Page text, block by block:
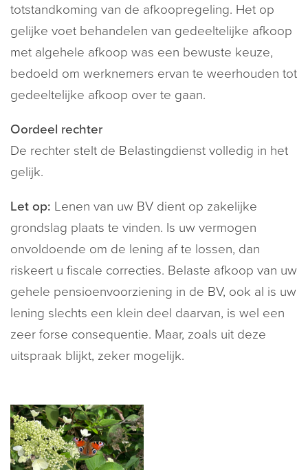
totstandkoming van de afkoopregeling. Het op
gelijke voet behandelen van gedeeltelijke afkoop
met algehele afkoop was een bewuste keuze,
bedoeld om werknemers ervan te weerhouden tot
gedeeltelijke afkoop over te gaan.
Oordeel rechter
De rechter stelt de Belastingdienst volledig in het
gelijk.
Let op: Lenen van uw BV dient op zakelijke
grondslag plaats te vinden. Is uw vermogen
onvoldoende om de lening af te lossen, dan
riskeert u fiscale correcties. Belaste afkoop van uw
gehele pensioenvoorziening in de BV, ook al is uw
lening slechts een klein deel daarvan, is wel een
zeer forse consequentie. Maar, zoals uit deze
uitspraak blijkt, zeker mogelijk.